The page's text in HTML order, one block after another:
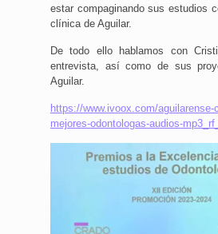
estar compaginando sus estudios
clínica de Aguilar.
De todo ello hablamos con
entrevista, así como de sus
Aguilar.
https://www.ivoox.com/aguilarense-
mejores-odontologas-audios-